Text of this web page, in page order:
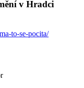
v Hradci
to-se-pocita/